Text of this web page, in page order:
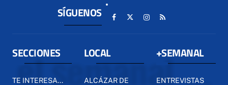
SÍGUENOS
SECCIONES
TE INTERESA...
LOCAL
ALCÁZAR DE
+SEMANAL
ENTREVISTAS